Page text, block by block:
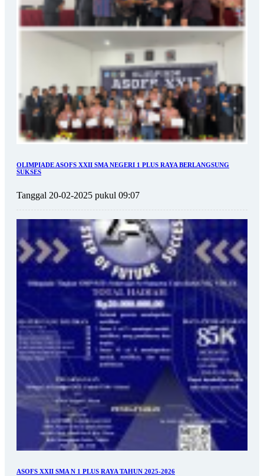
OLIMPIADE ASOFS XXII SMA NEGERI 1 PLUS RAYA BERLANGSUNG
SUKSES
Tanggal 20-02-2025 pukul 09:07
ASOFS XXII SMA N 1 PLUS RAYA TAHUN 2025-2026